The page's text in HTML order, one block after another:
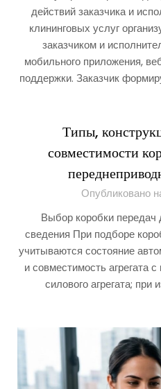
действий заказчика и
клининговых услуг
заказчиком и
мобильного приложения,
поддержки. Заказчик
Типы,
совместимости
Опубликовано
Выбор коробки
сведения При подборе
учитываются состояние
и совместимость агрегата
силового агрегата; при